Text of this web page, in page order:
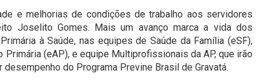
e melhorias de condições de trabalho aos servidores
Joselito Gomes. Mais um avanço marca a vida dos
à Saúde, nas equipes de Saúde da Família (eSF),
(eAP), e equipe Multiprofissionais da AP, que irão
do Programa Previne Brasil de Gravatá.